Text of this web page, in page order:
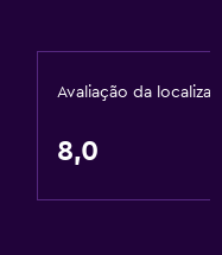
Avaliação da
8,0